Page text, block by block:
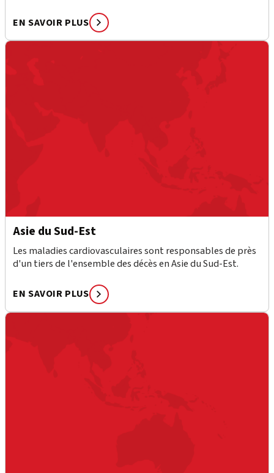
EN SAVOIR PLUS
Asie du Sud-Est
Les maladies cardiovasculaires sont responsables de près
d'un tiers de l'ensemble des décès en Asie du Sud-Est.
EN SAVOIR PLUS